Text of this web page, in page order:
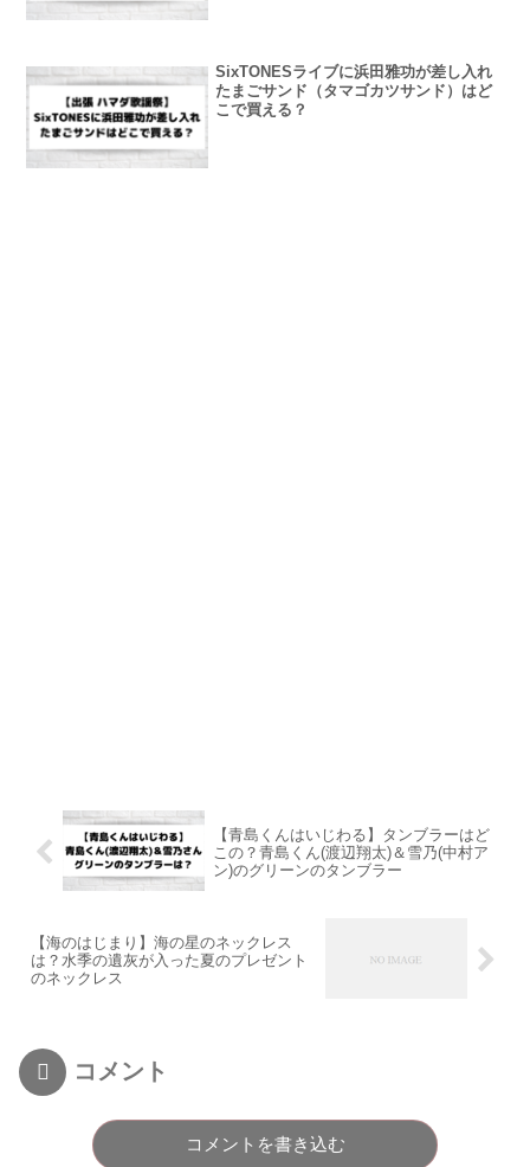
SixTONESライブに浜田雅功が差し入れ
たまごサンド（タマゴカツサンド）はど
こで買える？
【青島くんはいじわる】タンブラーはど
この？青島くん(渡辺翔太)＆雪乃(中村ア
ン)のグリーンのタンブラー
【海のはじまり】海の星のネックレス
は？水季の遺灰が入った夏のプレゼント
のネックレス
コメント
コメントを書き込む